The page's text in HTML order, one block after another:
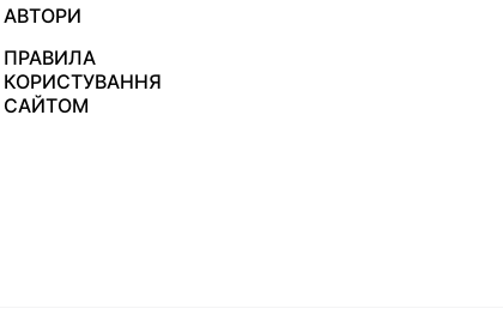
АВТОРИ
ПРАВИЛА
КОРИСТУВАННЯ
САЙТОМ